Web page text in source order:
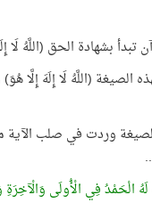
وردت في صلب الآية
لَهُ الْحَمْدُ فِي الْأُولَى وَالْآخِرَةِ